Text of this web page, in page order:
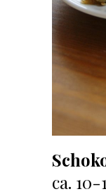
ca. 10-